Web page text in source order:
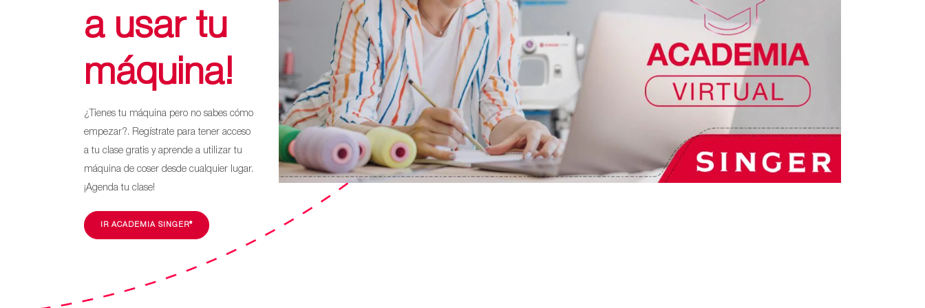
a usar tu
máquina!
¿Tienes tu máquina pero no sabes cómo
empezar?. Regístrate para tener acceso
a tu clase gratis y aprende a utilizar tu
máquina de coser desde cualquier lugar.
¡Agenda tu clase!
IR ACADEMIA SINGER®